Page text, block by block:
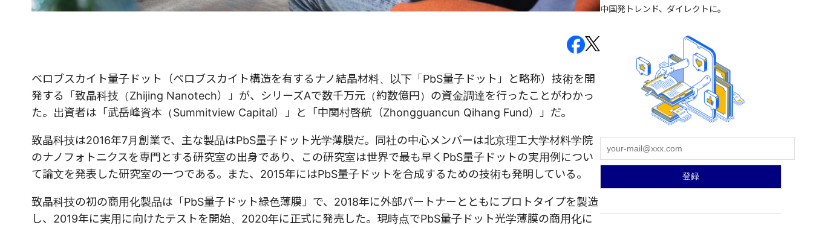
ベロブスカイト量子ドット（ペロブスカイト構造を有するナノ結晶材料、以下「PbS量子ドット」と略称）技術を開
発する「致晶科技（Zhijing Nanotech）」が、シリーズAで数千万元（約数億円）の資金調達を行ったことがわかっ
た。出資者は「武岳峰資本（Summitview Capital）」と「中関村啓航（Zhongguancun Qihang Fund）」だ。
致晶科技は2016年7月創業で、主な製品はPbS量子ドット光学薄膜だ。同社の中心メンバーは北京理工大学材料学院
のナノフォトニクスを専門とする研究室の出身であり、この研究室は世界で最も早くPbS量子ドットの実用例につい
て論文を発表した研究室の一つである。また、2015年にはPbS量子ドットを合成するための技術も発明している。
致晶科技の初の商用化製品は「PbS量子ドット緑色薄膜」で、2018年に外部パートナーとともにプロトタイプを製造
し、2019年に実用に向けたテストを開始、2020年に正式に発売した。現時点でPbS量子ドット光学薄膜の商用化に
中国発トレンド、ダイレクトに。